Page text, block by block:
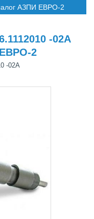
АЗПИ ЕВРО-2
-02А
2
-02А